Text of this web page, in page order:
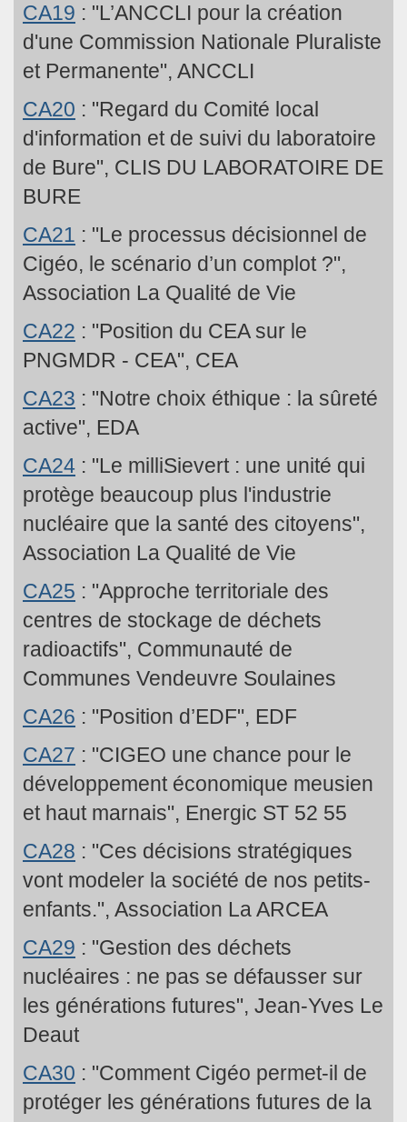
CA19 : "L’ANCCLI pour la création
d'une Commission Nationale Pluraliste
et Permanente", ANCCLI
CA20 : "Regard du Comité local
d'information et de suivi du laboratoire
de Bure", CLIS DU LABORATOIRE DE
BURE
CA21 : "Le processus décisionnel de
Cigéo, le scénario d’un complot ?",
Association La Qualité de Vie
CA22 : "Position du CEA sur le
PNGMDR - CEA", CEA
CA23 : "Notre choix éthique : la sûreté
active", EDA
CA24 : "Le milliSievert : une unité qui
protège beaucoup plus l'industrie
nucléaire que la santé des citoyens",
Association La Qualité de Vie
CA25 : "Approche territoriale des
centres de stockage de déchets
radioactifs", Communauté de
Communes Vendeuvre Soulaines
CA26 : "Position d’EDF", EDF
CA27 : "CIGEO une chance pour le
développement économique meusien
et haut marnais", Energic ST 52 55
CA28 : "Ces décisions stratégiques
vont modeler la société de nos petits-
enfants.", Association La ARCEA
CA29 : "Gestion des déchets
nucléaires : ne pas se défausser sur
les générations futures", Jean-Yves Le
Deaut
CA30 : "Comment Cigéo permet-il de
protéger les générations futures de la